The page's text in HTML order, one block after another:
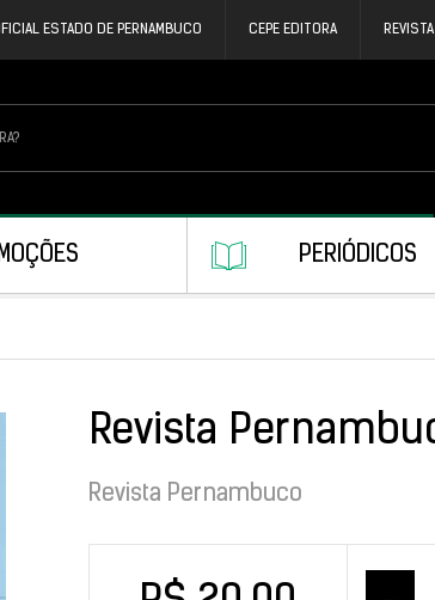
ESTADO DE PERNAMBUCO CEPE EDITORA
PERIÓDICOS
Revista
Revista Pernambuco